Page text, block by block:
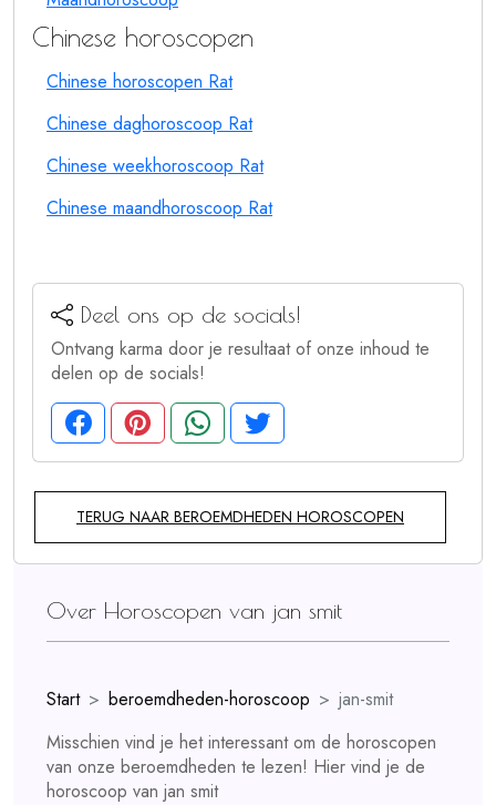
Chinese horoscopen
Chinese horoscopen Rat
Chinese daghoroscoop Rat
Chinese weekhoroscoop Rat
Chinese maandhoroscoop Rat
Deel ons op de socials!
Ontvang karma door je resultaat of onze inhoud te
delen op de socials!
TERUG NAAR BEROEMDHEDEN HOROSCOPEN
Over Horoscopen van jan smit
Start beroemdheden-horoscoop
jan-smit
Misschien vind je het interessant om de horoscopen
van onze beroemdheden te lezen! Hier vind je de
horoscoop van jan smit